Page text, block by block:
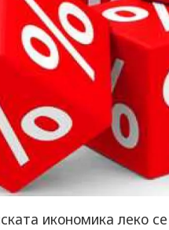
икономика леко